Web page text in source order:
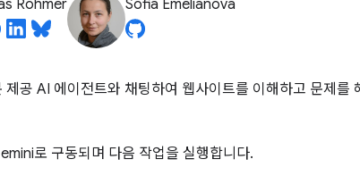
Rohmer Sofia Emelianova
공 AI 에이전트와 채팅하여 웹사이트를 이해하고 문제를
로 구동되며 다음 작업을 실행합니다.